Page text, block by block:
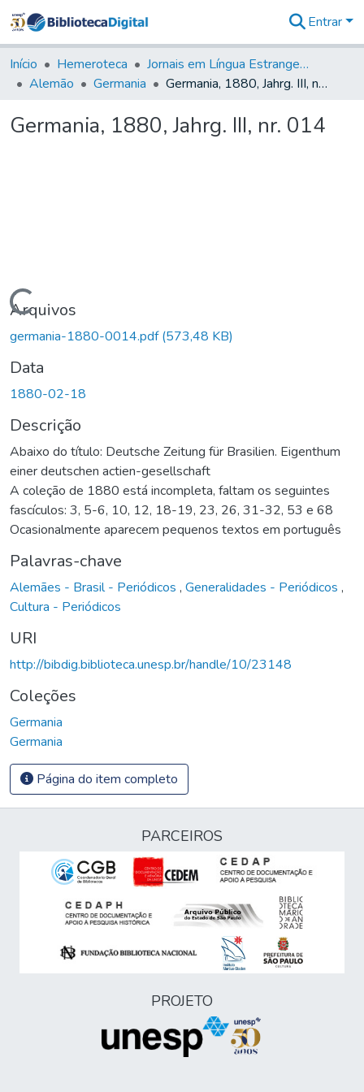
&
Coleções
Tudo na
Digital
Entrar
Início Hemeroteca
Jornais em Língua Estrangeira
Alemão
Germania Germania, 1880, Jahrg. III, nr. 014
Germania, 1880, Jahrg. III, nr. 014
Carregando...
Arquivos
germania-1880-0014.pdf(573,48 KB)
Data
1880-02-18
Descrição
Abaixo do título: Deutsche Zeitung für Brasilien. Eigenthum
einer deutschen actien-gesellschaft
A coleção de 1880 está incompleta, faltam os seguintes
fascículos: 3, 5-6, 10, 12, 18-19, 23, 26, 31-32, 53 e 68
Ocasionalmente aparecem pequenos textos em português
Palavras-chave
Alemães - Brasil - Periódicos , Generalidades - Periódicos ,
Cultura - Periódicos
URI
http://bibdig.biblioteca.unesp.br/handle/10/23148
Coleções
Germania
Germania
Página do item completo
PARCEIROS
PROJETO